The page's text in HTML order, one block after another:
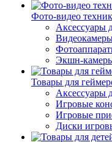
Фото-видео
Аксессуары
Экшн-
Товары для
Аксессуары
Игровые
Игровые
Диски